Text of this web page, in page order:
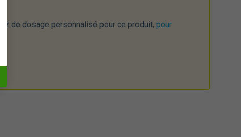
de dosage personnalisé pour ce produit, pour